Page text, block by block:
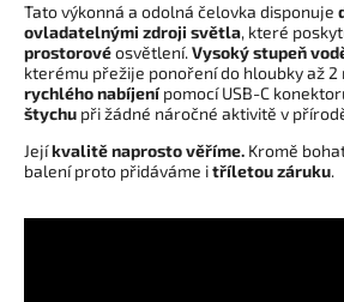
Tato výkonná a odolná čelovka disponuje
ovladatelnými zdroji světla, které
prostorovéosvětlení.Vysoký stupeň
kterému přežije ponoření do hloubky až 2
rychlého nabíjení pomocí USB-C
štychu při žádné náročné aktivitě v
Jejíkvalitě naprosto věříme. Kromě
balení proto přidáváme itříletou záruku.